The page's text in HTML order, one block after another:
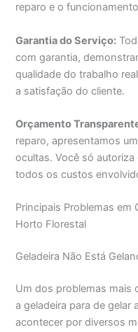
reparo e o
Garantia do Serviço:
com garantia,
qualidade do trabalho
a satisfação do cliente.
Orçamento
reparo, apresentamos
ocultas. Você só
todos os custos
Principais Problemas em
Horto Florestal
Geladeira Não Está
Um dos problemas mais
a geladeira para de gelar
acontecer por diversos